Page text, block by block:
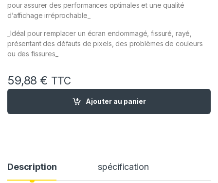
pour assurer des performances optimales et une qualité
d’affichage irréprochable_
_Idéal pour remplacer un écran endommagé, fissuré, rayé,
présentant des défauts de pixels, des problèmes de couleurs
ou des fissures_
59,88 € TTC
quantité de Ecran OLED Remplacement pour iPhone 12 / 12
Ajouter au panier
Description spécification